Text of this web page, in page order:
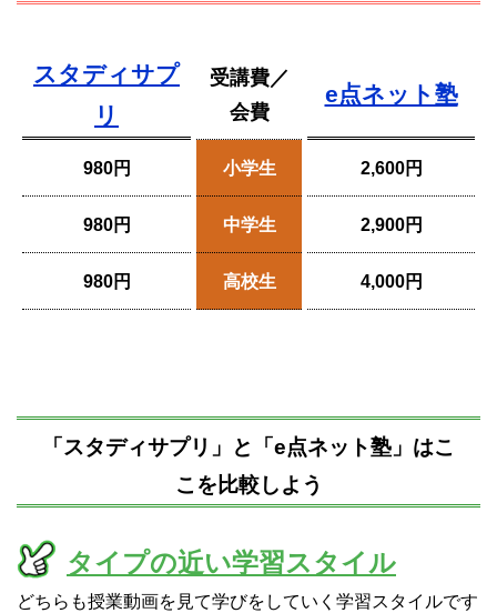
スタディサプ
リ
受講費／
会費
e点ネット塾
980円 小学生 2,600円
980円 中学生 2,900円
980円 高校生 4,000円
「スタディサプリ」と「e点ネット塾」はこ
こを比較しよう
タイプの近い学習スタイル
どちらも授業動画を見て学びをしていく学習スタイルです